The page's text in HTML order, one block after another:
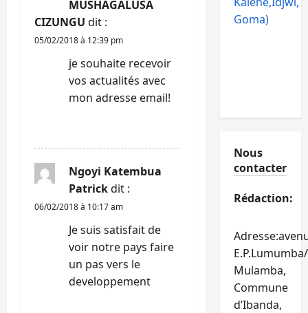
r
t
e
MUSHAGALUSA
CIZUNGU dit :
05/02/2018 à 12:39 pm
je souhaite recevoir
vos actualités avec
mon adresse email!
Ngoyi Katembua
Patrickdit :
06/02/2018 à 10:17 am
Je suis satisfait de
voir notre pays faire
un pas vers le
developpement
Goma)
Nous
contacter
Rédaction:
Mulamba,
Commune
d’Ibanda,